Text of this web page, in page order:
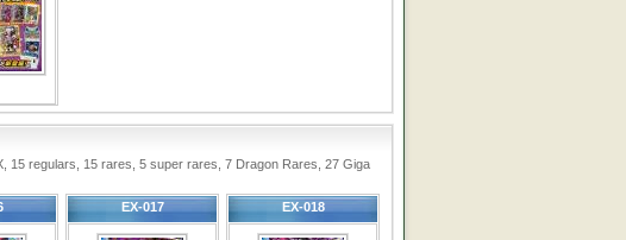
15 regulars, 15 rares, 5 super rares, 7 Dragon Rares, 27 Giga
EX-017 EX-018